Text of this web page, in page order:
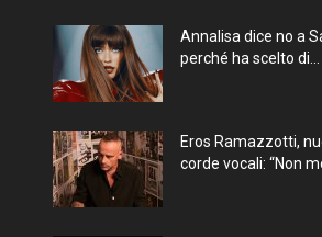
Annalisa dice no a
perché ha scelto di...
Eros Ramazzotti,
corde vocali: “Non